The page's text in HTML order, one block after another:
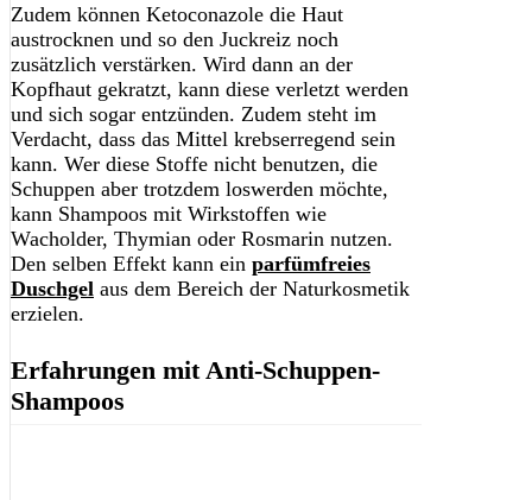
Zudem können Ketoconazole die Haut
austrocknen und so den Juckreiz noch
zusätzlich verstärken. Wird dann an der
Kopfhaut gekratzt, kann diese verletzt werden
und sich sogar entzünden. Zudem steht im
Verdacht, dass das Mittel krebserregend sein
kann. Wer diese Stoffe nicht benutzen, die
Schuppen aber trotzdem loswerden möchte,
kann Shampoos mit Wirkstoffen wie
Wacholder, Thymian oder Rosmarin nutzen.
Den selben Effekt kann ein parfümfreies
Duschgel aus dem Bereich der Naturkosmetik
erzielen.
Erfahrungen mit Anti-Schuppen-
Shampoos